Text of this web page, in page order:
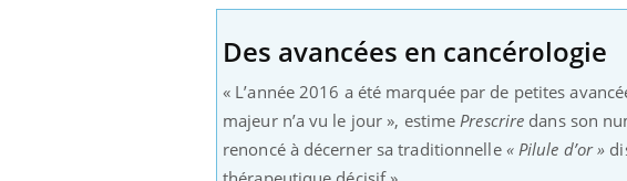
Des avancées en cancérologie
« L’année 2016 a été marquée par de petites
majeur n’a vu le jour », estime Prescrire dans son
renoncé à décerner sa traditionnelle « Pilule d’or »